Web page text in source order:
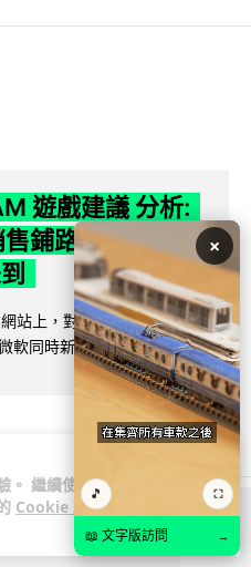
。 繼續使用
Cookie 政
遊戲建議 分析:
鋪路 連自家
站上，對遊戲玩家要為電腦配
軟同時新推出的 8GB RAM 入
×
🎵 ⛶
📖 文字版訪問 →